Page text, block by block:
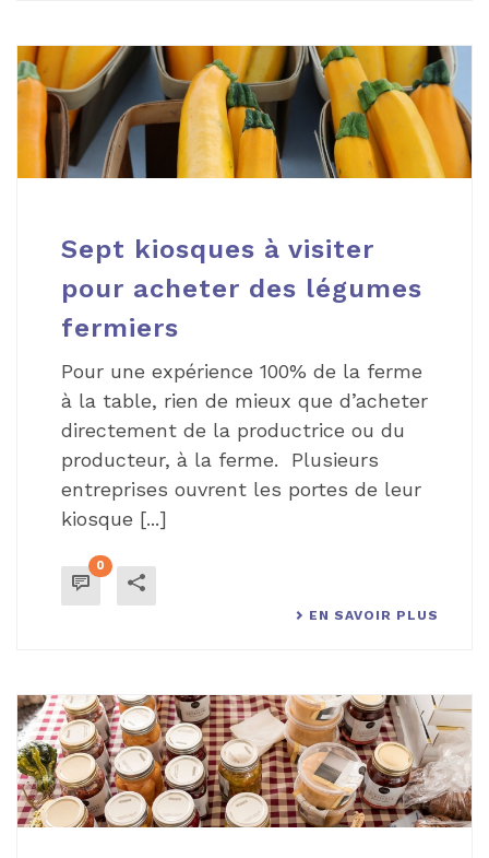
Sept kiosques à visiter
pour acheter des légumes
fermiers
Pour une expérience 100% de la ferme
à la table, rien de mieux que d’acheter
directement de la productrice ou du
producteur, à la ferme. Plusieurs
entreprises ouvrent les portes de leur
kiosque [...]
0
EN SAVOIR PLUS